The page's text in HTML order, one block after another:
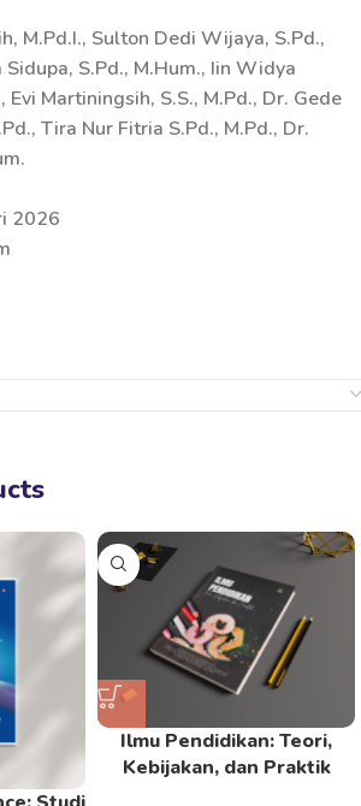
M.Pd.I., Sulton Dedi Wijaya, S.Pd.,
S.Pd., M.Hum., Iin Widya
Evi Martiningsih, S.S., M.Pd., Dr. Gede
Tira Nur Fitria S.Pd., M.Pd., Dr.
2026
Ilmu Pendidikan: Teori,
Kebijakan, dan Praktik